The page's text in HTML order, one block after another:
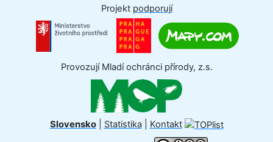
Projekt podporují
Provozují Mladí ochránci přírody, z.s.
Slovensko| Statistika| Kontakt